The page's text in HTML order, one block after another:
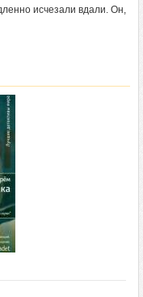
исчезали вдали. Он,